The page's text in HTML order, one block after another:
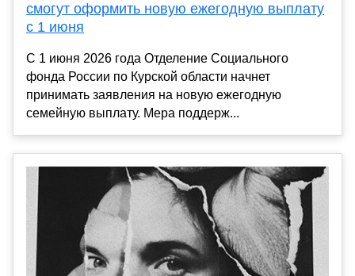
смогут оформить новую ежегодную выплату
с 1 июня
С 1 июня 2026 года Отделение Социального
фонда России по Курской области начнет
принимать заявления на новую ежегодную
семейную выплату. Мера поддерж...